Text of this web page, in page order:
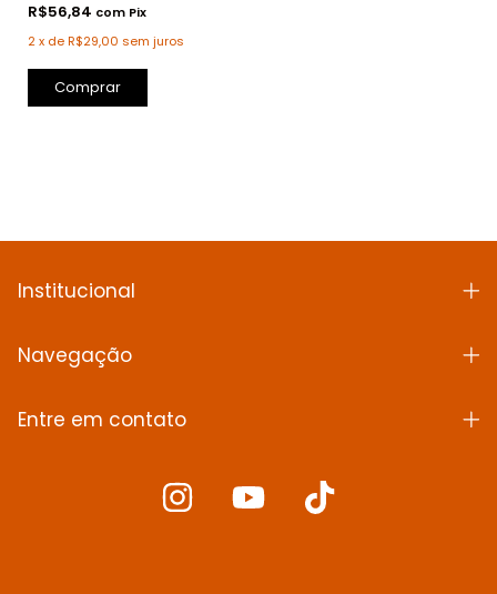
R$56,84 com Pix
2x deR$29,00 sem juros
Comprar
Institucional
Navegação
Entre em contato